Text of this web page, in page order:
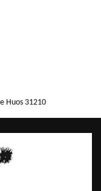
Huos 31210